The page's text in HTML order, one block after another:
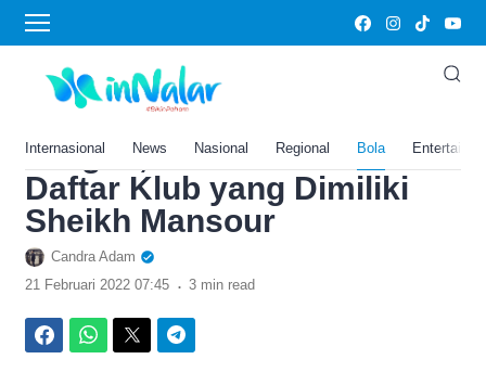
Internasional News Nasional Regional Bola
Home›Bola
Selain Manchester City
yang Sukses di Premier
League, Berikut Adalah
Daftar Klub yang Dimiliki
Sheikh Mansour
Candra Adam
21 Februari 2022 07:45 . 3 min read